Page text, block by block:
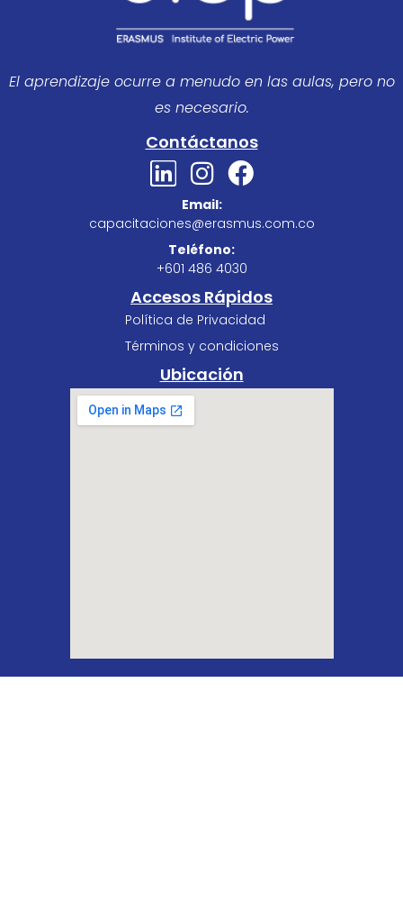
El aprendizaje ocurre a menudo en las aulas, pero no
es necesario.
Contáctanos
L
i
n
k
e
d
i
n
I
n
s
t
a
g
r
a
m
F
a
c
b
o
o
k
Email:
capacitaciones@erasmus.com.co
Teléfono:
+601 486 4030
Accesos Rápidos
Política de Privacidad
Términos y condiciones
Ubicación